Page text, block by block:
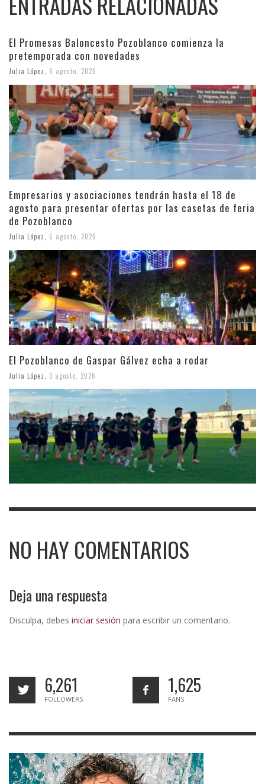
El Promesas Baloncesto Pozoblanco comienza la
pretemporada con novedades
Julia López 6 agosto, 2026
Empresarios y asociaciones tendrán hasta el 18 de
agosto para presentar ofertas por las casetas de feria
de Pozoblanco
Julia López 6 agosto, 2026
El Pozoblanco de Gaspar Gálvez echa a rodar
Julia López 3 agosto, 2026
NO HAY COMENTARIOS
Deja una respuesta
Disculpa, debes iniciar sesión para escribir un comentario.
6,261
FOLLOWERS
1,625
FANS